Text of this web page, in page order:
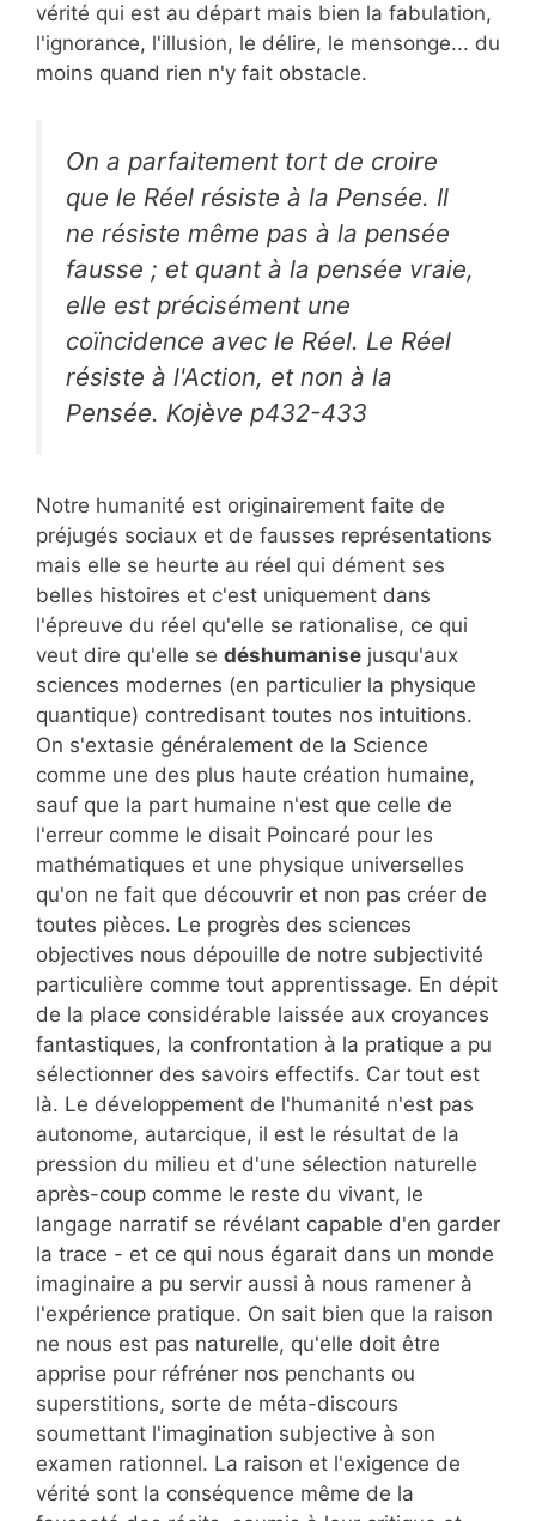
vérité qui est au départ mais bien la fabulation,
l'ignorance, l'illusion, le délire, le mensonge... du
moins quand rien n'y fait obstacle.
On a parfaitement tort de croire
que le Réel résiste à la Pensée. Il
ne résiste même pas à la pensée
fausse ; et quant à la pensée vraie,
elle est précisément une
coïncidence avec le Réel. Le Réel
résiste à l'Action, et non à la
Pensée. Kojève p432-433
Notre humanité est originairement faite de
préjugés sociaux et de fausses représentations
mais elle se heurte au réel qui dément ses
belles histoires et c'est uniquement dans
l'épreuve du réel qu'elle se rationalise, ce qui
veut dire qu'elle se déshumanise jusqu'aux
sciences modernes (en particulier la physique
quantique) contredisant toutes nos intuitions.
On s'extasie généralement de la Science
comme une des plus haute création humaine,
sauf que la part humaine n'est que celle de
l'erreur comme le disait Poincaré pour les
mathématiques et une physique universelles
qu'on ne fait que découvrir et non pas créer de
toutes pièces. Le progrès des sciences
objectives nous dépouille de notre subjectivité
particulière comme tout apprentissage. En dépit
de la place considérable laissée aux croyances
fantastiques, la confrontation à la pratique a pu
sélectionner des savoirs effectifs. Car tout est
là. Le développement de l'humanité n'est pas
autonome, autarcique, il est le résultat de la
pression du milieu et d'une sélection naturelle
après-coup comme le reste du vivant, le
langage narratif se révélant capable d'en garder
la trace - et ce qui nous égarait dans un monde
imaginaire a pu servir aussi à nous ramener à
l'expérience pratique. On sait bien que la raison
ne nous est pas naturelle, qu'elle doit être
apprise pour réfréner nos penchants ou
superstitions, sorte de méta-discours
soumettant l'imagination subjective à son
examen rationnel. La raison et l'exigence de
vérité sont la conséquence même de la